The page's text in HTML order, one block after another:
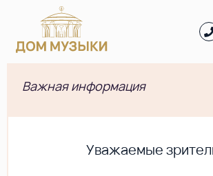
Важная информация
Уважаемые